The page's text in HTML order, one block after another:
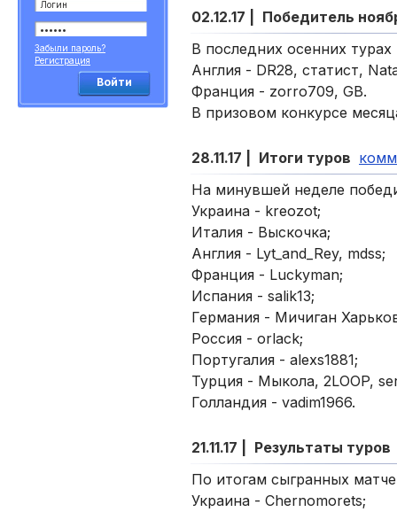
Забыли пароль?
Регистрация
Войти
02.12.17 |
Победитель
В последних осенних турах
Англия - DR28, статист,
Франция - zorro709, GB.
В призовом конкурсе
28.11.17 | Итоги туров
На минувшей неделе
Украина - kreozot;
Италия - Выскочка;
Англия - Lyt_and_Rey, mdss;
Франция - Luckyman;
Испания - salik13;
Германия - Мичиган
Россия - orlack;
Португалия - alexs1881;
Турция - Мыкола, 2LOOP,
Голландия - vadim1966.
21.11.17 |
Результаты туров
По итогам сыгранных
Украина - Chernomorets;